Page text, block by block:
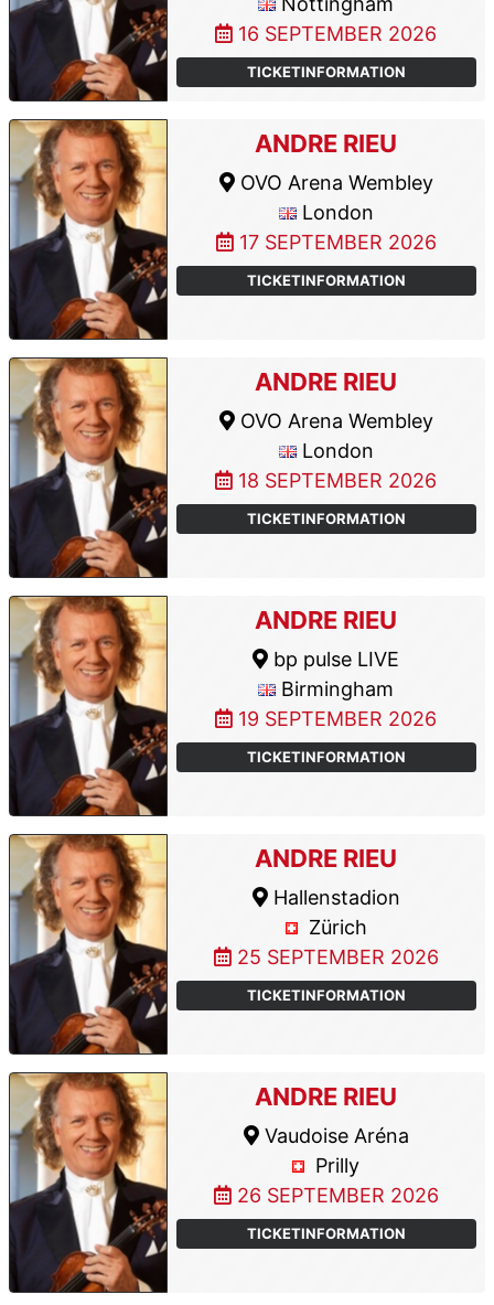
16 SEPTEMBER 2026
TICKETINFORMATION
ANDRE RIEU
OVO Arena Wembley
London
17 SEPTEMBER 2026
TICKETINFORMATION
ANDRE RIEU
OVO Arena Wembley
London
18 SEPTEMBER 2026
TICKETINFORMATION
ANDRE RIEU
bp pulse LIVE
Birmingham
19 SEPTEMBER 2026
TICKETINFORMATION
ANDRE RIEU
Hallenstadion
Zürich
25 SEPTEMBER 2026
TICKETINFORMATION
ANDRE RIEU
Vaudoise Aréna
Prilly
26 SEPTEMBER 2026
TICKETINFORMATION